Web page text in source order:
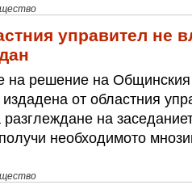
управител не
на решение на Общинския
от областния
на
необходимото